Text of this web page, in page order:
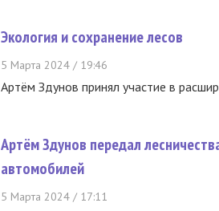
Экология и сохранение лесов
5 Марта 2024 / 19:46
Артём Здунов принял участие в
Артём Здунов передал
автомобилей
5 Марта 2024 / 17:11